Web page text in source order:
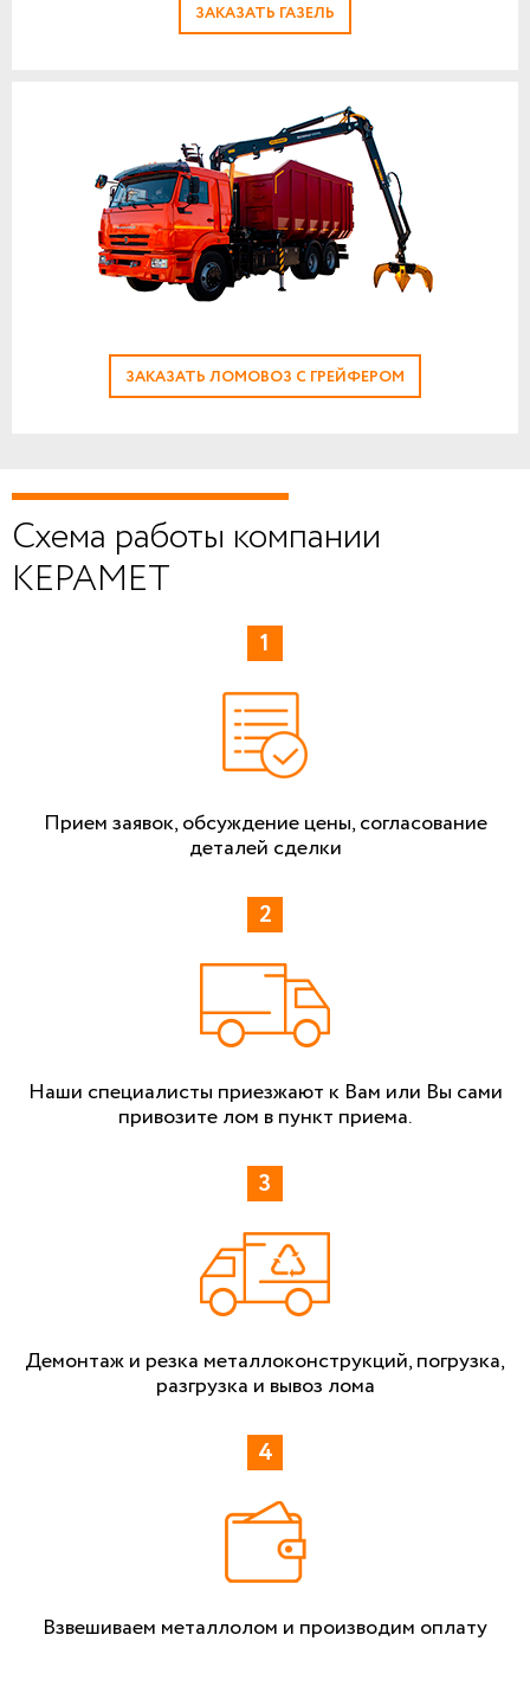
ЗАКАЗАТЬ ГАЗЕЛЬ
ЗАКАЗАТЬ ЛОМОВОЗ С ГРЕЙФЕРОМ
Схема работы компании
КЕРАМЕТ
Прием заявок, обсуждение цены, согласование
деталей сделки
Наши специалисты приезжают к Вам или Вы сами
привозите лом в пункт приема.
Демонтаж и резка металлоконструкций, погрузка,
разгрузка и вывоз лома
Взвешиваем металлолом и производим оплату